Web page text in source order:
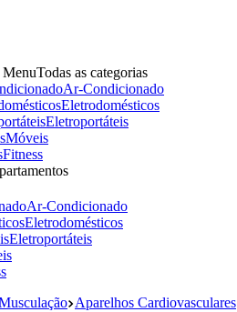
Todas as categorias
Ar-Condicionado
Eletrodomésticos
Eletroportáteis
Móveis
Fitness
Ar-Condicionado
Eletrodomésticos
Eletroportáteis
Aparelhos Cardiovasculares